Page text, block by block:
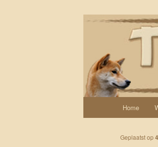
Spring naar de primaire inhoud Een
Home
Geplaatst op